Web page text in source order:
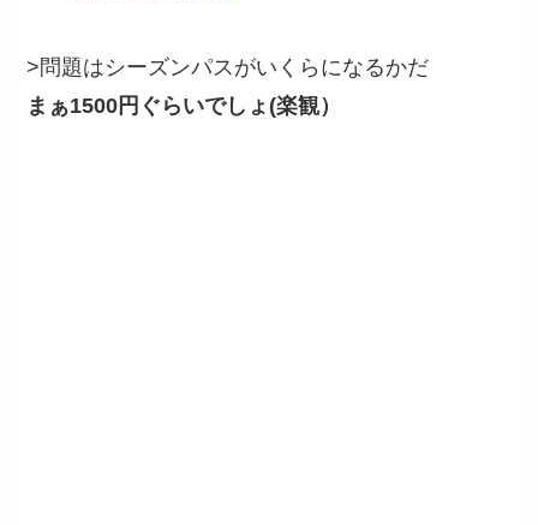
>問題はシーズンパスがいくらになるかだ
まぁ1500円ぐらいでしょ(楽観）